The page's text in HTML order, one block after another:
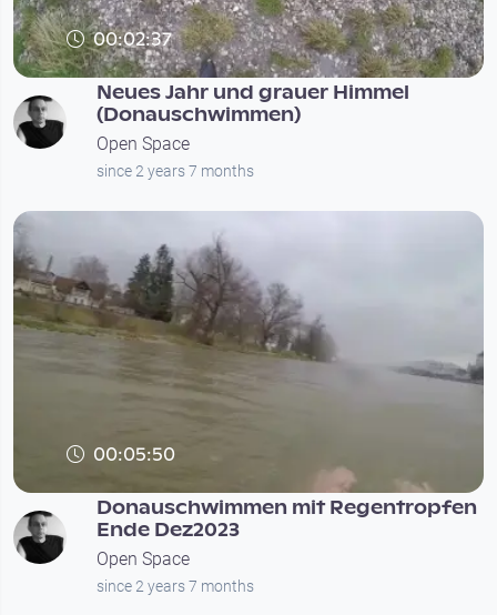
00:02:37
Neues Jahr und grauer Himmel
(Donauschwimmen)
Open Space
since 2 years 7 months
00:05:50
Donauschwimmen mit Regentropfen
Ende Dez2023
Open Space
since 2 years 7 months